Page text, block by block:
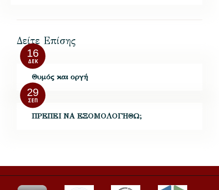
Δείτε Επίσης
16
ΔΕΚ
Θυμός και οργή
29
ΣΕΠ
ΠΡΕΠΕΙ ΝΑ ΕΞΟΜΟΛΟΓΗΘΩ;